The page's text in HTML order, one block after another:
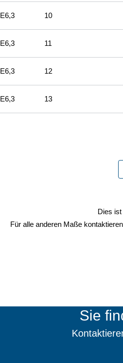
E6,3 10
E6,3 11
E6,3 12
E6,3 13
Dies
Für alle anderen Maße
Sie